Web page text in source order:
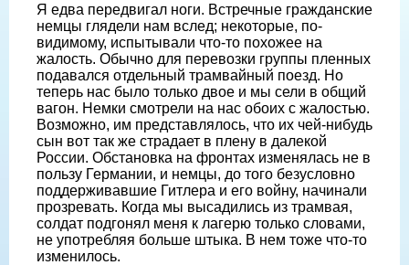
Я едва передвигал ноги. Встречные гражданские
немцы глядели нам вслед; некоторые, по-
видимому, испытывали что-то похожее на
жалость. Обычно для перевозки группы пленных
подавался отдельный трамвайный поезд. Но
теперь нас было только двое и мы сели в общий
вагон. Немки смотрели на нас обоих с жалостью.
Возможно, им представлялось, что их чей-нибудь
сын вот так же страдает в плену в далекой
России. Обстановка на фронтах изменялась не в
пользу Германии, и немцы, до того безусловно
поддерживавшие Гитлера и его войну, начинали
прозревать. Когда мы высадились из трамвая,
солдат подгонял меня к лагерю только словами,
не употребляя больше штыка. В нем тоже что-то
изменилось.